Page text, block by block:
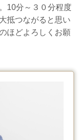
10分～３０分程度
抵つながると思い
ほどよろしくお願